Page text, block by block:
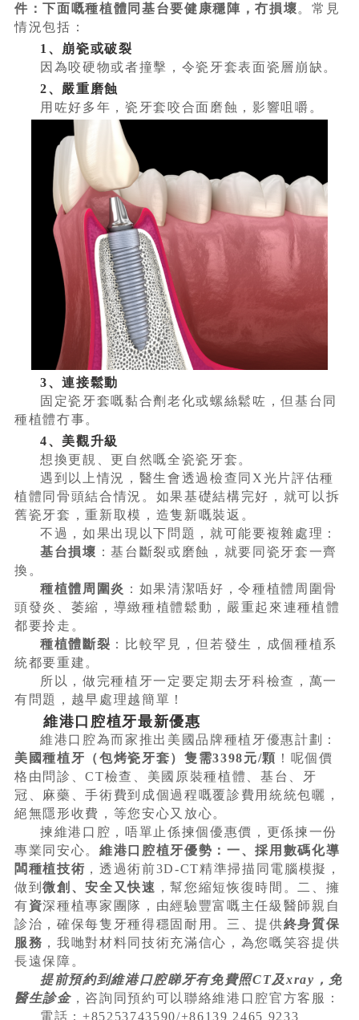
件：下面嘅種植體同基台要健康穩陣，冇損壞。常見
情況包括：
1、崩瓷或破裂
因為咬硬物或者撞擊，令瓷牙套表面瓷層崩缺。
2、嚴重磨蝕
用咗好多年，瓷牙套咬合面磨蝕，影響咀嚼。
3、連接鬆動
固定瓷牙套嘅黏合劑老化或螺絲鬆咗，但基台同
種植體冇事。
4、美觀升級
想換更靚、更自然嘅全瓷瓷牙套。
遇到以上情況，醫生會透過檢查同X光片評估種
植體同骨頭結合情況。如果基礎結構完好，就可以拆
舊瓷牙套，重新取模，造隻新嘅裝返。
不過，如果出現以下問題，就可能要複雜處理：
基台損壞 ：基台斷裂或磨蝕，就要同瓷牙套一齊
換。
種植體周圍炎 ：如果清潔唔好，令種植體周圍骨
頭發炎、萎縮，導緻種植體鬆動，嚴重起來連種植體
都要拎走。
種植體斷裂 ：比較罕見，但若發生，成個種植系
統都要重建。
所以，做完種植牙一定要定期去牙科檢查，萬一
有問題，越早處理越簡單！
維港口腔植牙最新優惠
維港口腔為而家推出美國品牌種植牙優惠計劃：
美國種植牙（包烤瓷牙套）隻需3398元/顆 ！呢個價
格由問診、CT檢查、美國原裝種植體、基台、牙
冠、麻藥、手術費到成個過程嘅覆診費用統統包曬，
絕無隱形收費，等您安心又放心。
揀維港口腔，唔單止係揀個優惠價，更係揀一份
專業同安心。 維港口腔植牙優勢：一、採用數碼化導
闆種植技術 ，透過術前3D-CT精準掃描同電腦模擬，
做到微創、安全又快速 ，幫您縮短恢復時間。二、擁
有資深種植專家團隊，由經驗豐富嘅主任級醫師親自
診治，確保每隻牙種得穩固耐用。三、提供終身質保
服務 ，我哋對材料同技術充滿信心，為您嘅笑容提供
長遠保障。
提前預約到維港口腔睇牙有免費照CT及xray，免
醫生診金，咨詢同預約可以聯絡維港口腔官方客服：
電話：+85253743590/+86139 2465 9233